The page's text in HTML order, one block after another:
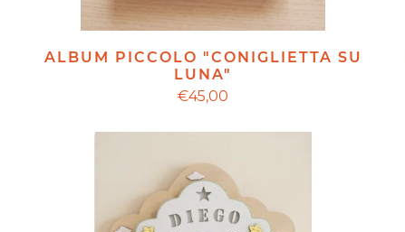
ALBUM PICCOLO "CONIGLIETTA SU
LUNA"
€45,00